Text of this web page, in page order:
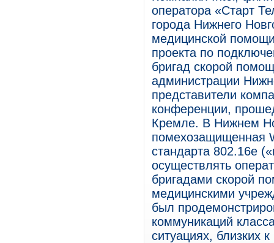
оператора «Старт
города Нижнего
медицинской
проекта по
бригад скорой
администрации
представители
конференции,
Кремле. В Нижнем
помехозащищенная
стандарта 802.16е
осуществлять
бригадами скорой
медицинскими
был
коммуникаций
ситуациях, близких